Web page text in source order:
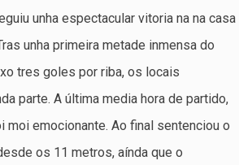
unha espectacular vitoria na na casa
unha primeira metade inmensa do
tres goles por riba, os locais
parte. A última media hora de partido,
moi emocionante. Ao final sentenciou o
os 11 metros, aínda que o